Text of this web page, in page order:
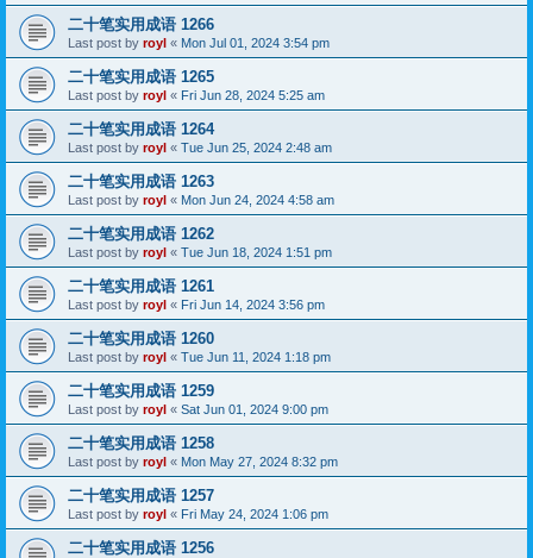
二十笔实用成语 1266
Last post by royl « Mon Jul 01, 2024 3:54 pm
二十笔实用成语 1265
Last post by royl « Fri Jun 28, 2024 5:25 am
二十笔实用成语 1264
Last post by royl « Tue Jun 25, 2024 2:48 am
二十笔实用成语 1263
Last post by royl « Mon Jun 24, 2024 4:58 am
二十笔实用成语 1262
Last post by royl « Tue Jun 18, 2024 1:51 pm
二十笔实用成语 1261
Last post by royl « Fri Jun 14, 2024 3:56 pm
二十笔实用成语 1260
Last post by royl « Tue Jun 11, 2024 1:18 pm
二十笔实用成语 1259
Last post by royl « Sat Jun 01, 2024 9:00 pm
二十笔实用成语 1258
Last post by royl « Mon May 27, 2024 8:32 pm
二十笔实用成语 1257
Last post by royl « Fri May 24, 2024 1:06 pm
二十笔实用成语 1256